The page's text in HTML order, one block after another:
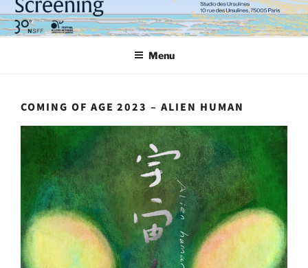
Aller
au
contenu
Menu
COMING OF AGE 2023 – ALIEN HUMAN